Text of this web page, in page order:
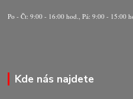
Po - Čt: 9:00 - 16:00 hod., Pá: 9:00 - 15:00
Kde nás najdete